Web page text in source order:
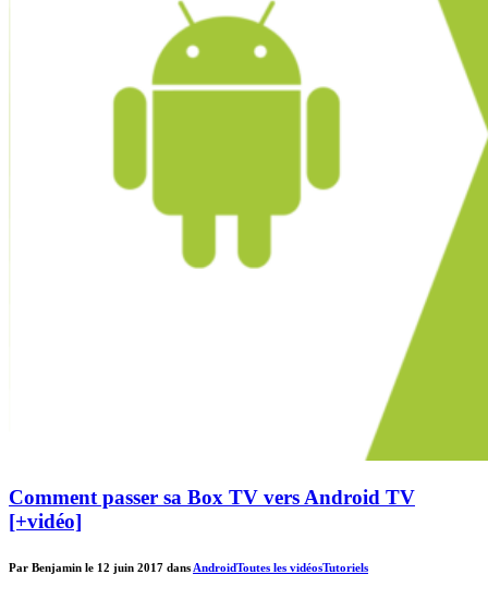
Comment passer sa Box TV vers Android TV
[+vidéo]
Par Benjamin le 12 juin 2017 dans AndroidToutes les vidéosTutoriels